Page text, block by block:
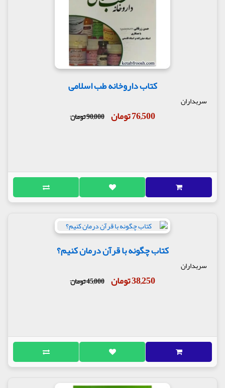
کتاب داروخانه طب اسلامی
سربداران
76,500 تومان 90,000 تومان
کتاب چگونه با قرآن درمان کنیم؟
سربداران
38,250 تومان 45,000 تومان